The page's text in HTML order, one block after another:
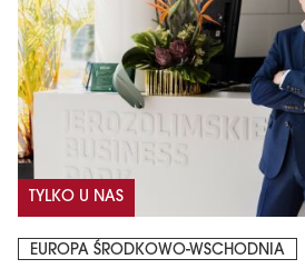
TYLKO U NAS
EUROPA ŚRODKOWO-WSCHODNIA